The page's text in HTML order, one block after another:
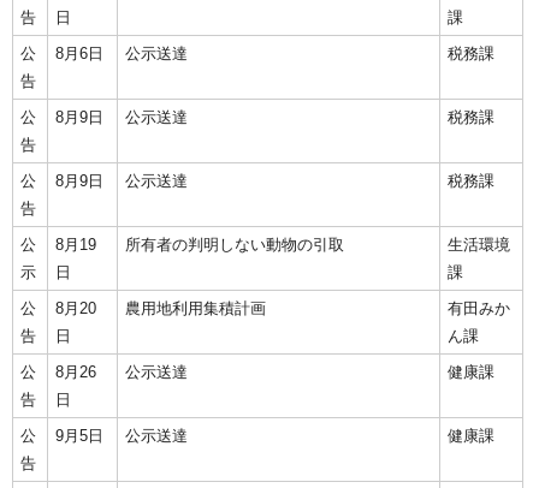
告
日
課
公
告
8月6日 公示送達 税務課
公
告
8月9日 公示送達 税務課
公
告
8月9日 公示送達 税務課
公
示
8月19
日
所有者の判明しない動物の引取
生活環境
課
公
告
8月20
日
農用地利用集積計画
有田みか
ん課
公
告
8月26
日
公示送達 健康課
公
告
9月5日 公示送達 健康課